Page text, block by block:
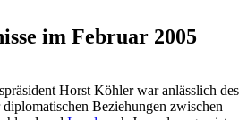
im Februar 2005
Horst Köhler war anlässlich des
Beziehungen zwischen